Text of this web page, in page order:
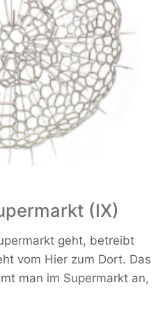
(IX)
geht, betreibt
vom Hier zum Dort. Das
man im Supermarkt an,